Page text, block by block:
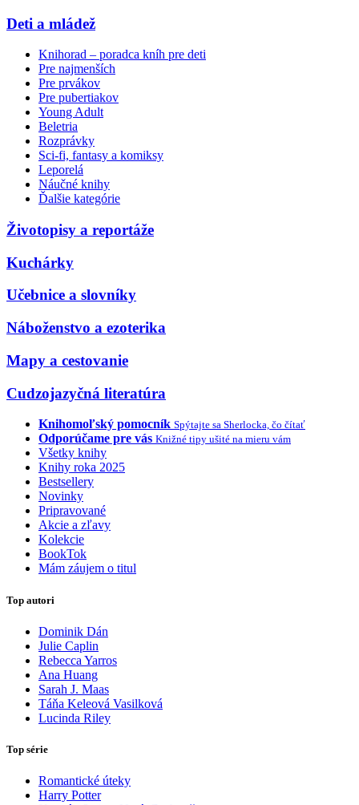
Deti a mládež
Knihorad – poradca kníh pre deti
Pre najmenších
Pre prvákov
Pre pubertiakov
Young Adult
Beletria
Rozprávky
Sci-fi, fantasy a komiksy
Leporelá
Náučné knihy
Ďalšie kategórie
Životopisy a reportáže
Kuchárky
Učebnice a slovníky
Náboženstvo a ezoterika
Mapy a cestovanie
Cudzojazyčná literatúra
Knihomoľský pomocník Spýtajte sa Sherlocka, čo čítať
Odporúčame pre vás Knižné tipy ušité na mieru vám
Všetky knihy
Knihy roka 2025
Bestsellery
Novinky
Pripravované
Akcie a zľavy
Kolekcie
BookTok
Mám záujem o titul
Top autori
Dominik Dán
Julie Caplin
Rebecca Yarros
Ana Huang
Sarah J. Maas
Táňa Keleová Vasilková
Lucinda Riley
Top série
Romantické úteky
Harry Potter